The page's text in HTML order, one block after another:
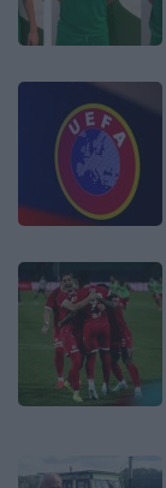
Image
Image